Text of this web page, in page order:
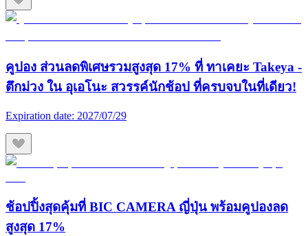
คูปอง ส่วนลดพิเศษรวมสูงสุด 17% ที่ ทาเคยะ Takeya -
ตึกม่วง ใน อุเอโนะ สวรรค์นักช้อป ที่ครบจบในที่เดียว!
Expiration date: 2027/07/29
ช้อปปิ้งสุดคุ้มที่ BIC CAMERA ญี่ปุ่น พร้อมคูปองลด
สูงสุด 17%